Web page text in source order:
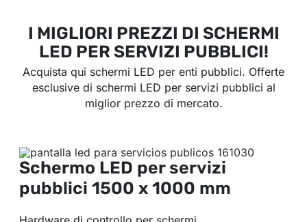
I MIGLIORI PREZZI DI SCHERMI
LED PER SERVIZI PUBBLICI!
Acquista qui schermi LED per enti pubblici. Offerte
esclusive di schermi LED per servizi pubblici al
miglior prezzo di mercato.
Schermo LED per servizi
pubblici 1500 x 1000 mm